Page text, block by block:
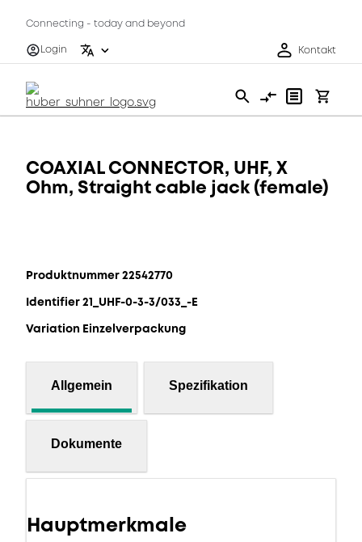
Connecting - today and beyond
Login
Kontakt
COAXIAL CONNECTOR, UHF, X
Ohm, Straight cable jack (female)
Produktnummer 22542770
Identifier 21_UHF-0-3-3/033_-E
Variation Einzelverpackung
Allgemein Spezifikation
Dokumente
Hauptmerkmale